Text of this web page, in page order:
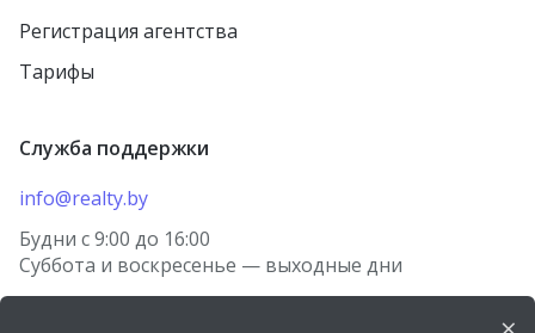
Регистрация агентства
Тарифы
Служба поддержки
info@realty.by
Будни с 9:00 до 16:00
Суббота и воскресенье — выходные дни